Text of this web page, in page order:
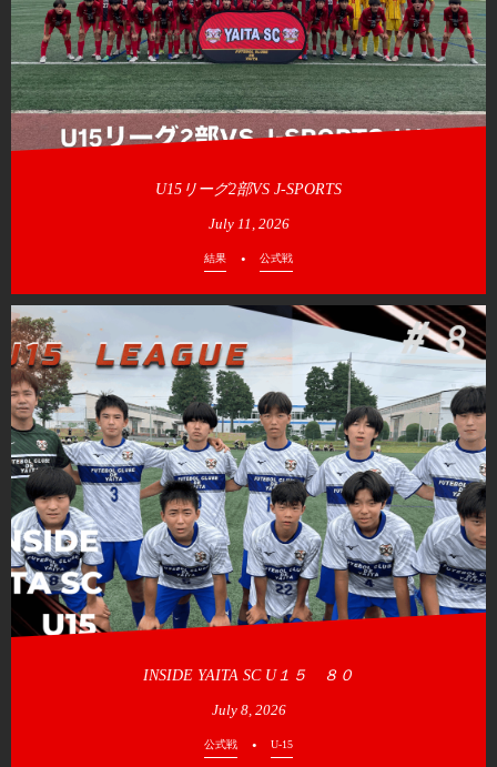
U15リーグ2部VS J-SPORTS
July 11 , 2026
結果 公式戦
INSIDE YAITA SC U１５ ８０
July 8, 2026
公式戦 U-15